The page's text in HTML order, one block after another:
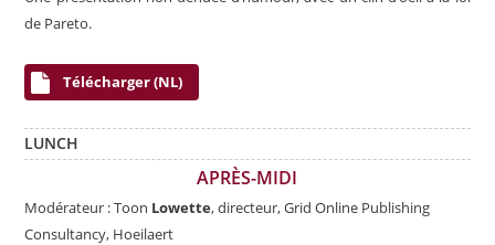
de Pareto.
Télécharger (NL)
LUNCH
APRÈS-MIDI
Modérateur :Toon Lowette, directeur, Grid Online Publishing
Consultancy, Hoeilaert